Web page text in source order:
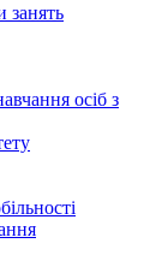
занять
осіб з